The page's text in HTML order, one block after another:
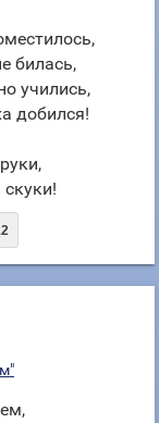
билась,
учились,
добился!